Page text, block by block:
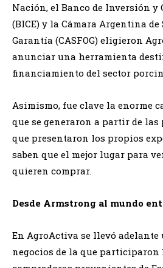
Nación, el Banco de Inversión y
(BICE) y la Cámara Argentina de
Garantía (CASFOG) eligieron
anunciar una herramienta
financiamiento del sector
Asimismo, fue clave la enorme
que se generaron a partir de
que presentaron los propios
saben que el mejor lugar para
quieren comprar.
Desde Armstrong al mundo
En AgroActiva se llevó adelante
negocios de la que participaron